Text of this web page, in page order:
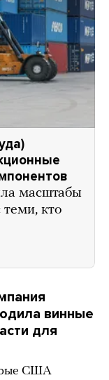
масштабы
теми, кто
винные
для
США